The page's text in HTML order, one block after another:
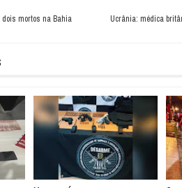
mortos na Bahia
Ucrânia: médica